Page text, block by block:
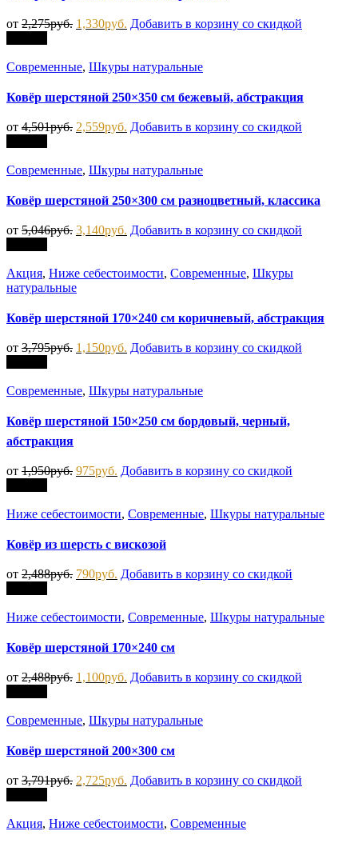
от 2,275руб. 1,330руб. Добавить в корзину со скидкой
Современные, Шкуры натуральные
Ковёр шерстяной 250×350 см бежевый, абстракция
от 4,501руб. 2,559руб. Добавить в корзину со скидкой
Современные, Шкуры натуральные
Ковёр шерстяной 250×300 см разноцветный, классика
от 5,046руб. 3,140руб. Добавить в корзину со скидкой
Акция, Ниже себестоимости, Современные, Шкуры
натуральные
Ковёр шерстяной 170×240 см коричневый, абстракция
от 3,795руб. 1,150руб. Добавить в корзину со скидкой
Современные, Шкуры натуральные
Ковёр шерстяной 150×250 см бордовый, черный,
абстракция
от 1,950руб. 975руб. Добавить в корзину со скидкой
Ниже себестоимости, Современные, Шкуры натуральные
Ковёр из шерсть с вискозой
от 2,488руб. 790руб. Добавить в корзину со скидкой
Ниже себестоимости, Современные, Шкуры натуральные
Ковёр шерстяной 170×240 см
от 2,488руб. 1,100руб. Добавить в корзину со скидкой
Современные, Шкуры натуральные
Ковёр шерстяной 200×300 см
от 3,791руб. 2,725руб. Добавить в корзину со скидкой
Акция, Ниже себестоимости, Современные